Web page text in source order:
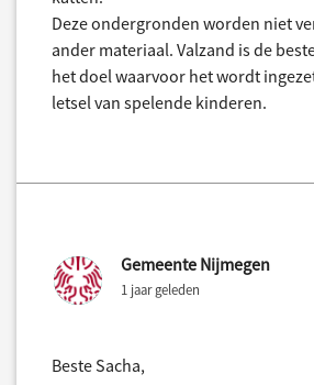
Deze ondergronden worden niet
ander materiaal. Valzand is de
het doel waarvoor het wordt
letsel van spelende kinderen.
Gemeente Nijmegen
1 jaar geleden
Beste Sacha,